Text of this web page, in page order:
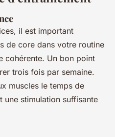
il est important
de core dans votre routine
cohérente. Un bon point
trois fois par semaine.
muscles le temps de
une stimulation suffisante